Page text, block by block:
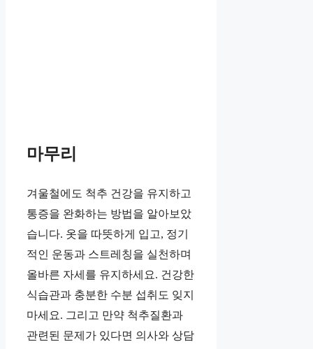
마무리
겨울철에도 척추 건강을 유지하고
통증을 완화하는 방법을 알아보았
습니다. 옷을 따뜻하게 입고, 정기
적인 운동과 스트레칭을 실천하며
올바른 자세를 유지하세요. 건강한
식습관과 충분한 수분 섭취도 잊지
마세요. 그리고 만약 척추질환과
관련된 문제가 있다면 의사와 상담